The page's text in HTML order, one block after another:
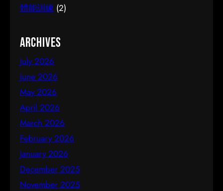
體能訓練 (2)
Archives
July 2026
June 2026
May 2026
April 2026
March 2026
February 2026
January 2026
December 2025
November 2025